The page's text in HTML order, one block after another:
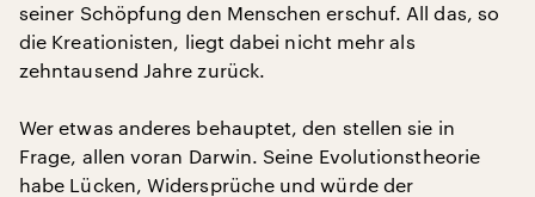
seiner Schöpfung den Menschen erschuf. All das, so
die Kreationisten, liegt dabei nicht mehr als
zehntausend Jahre zurück.
Wer etwas anderes behauptet, den stellen sie in
Frage, allen voran Darwin. Seine Evolutionstheorie
habe Lücken, Widersprüche und würde der